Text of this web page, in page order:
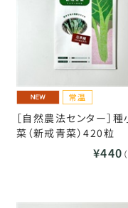
［自然農法センター］
菜（新戒青菜）420粒
¥440